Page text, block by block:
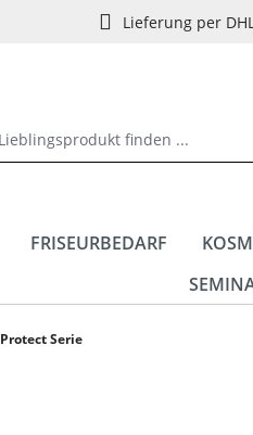
Lieferung per
FRISEURBEDARF
Serie